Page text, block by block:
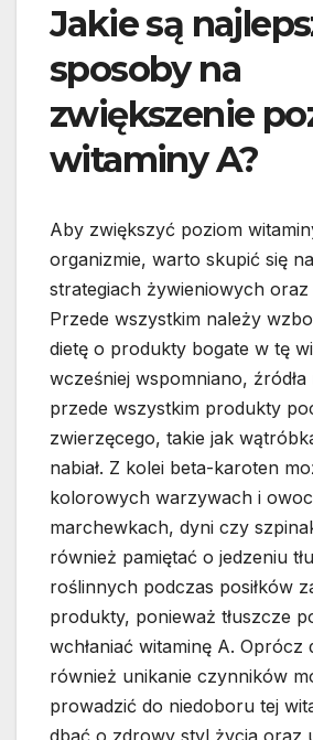
Jakie są
sposoby na
zwiększenie
witaminy A?
Aby zwiększyć poziom
organizmie, warto skupić się
strategiach żywieniowych oraz
Przede wszystkim należy
dietę o produkty bogate w tę
wcześniej wspomniano,
przede wszystkim produkty
zwierzęcego, takie jak
nabiał. Z kolei beta-karoten
kolorowych warzywach i
marchewkach, dyni czy
również pamiętać o jedzeniu
roślinnych podczas posiłków
produkty, ponieważ tłuszcze
wchłaniać witaminę A. Oprócz
również unikanie czynników
prowadzić do niedoboru tej